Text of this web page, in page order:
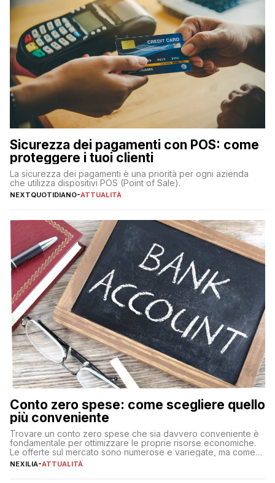
Sicurezza dei pagamenti con POS: come
proteggere i tuoi clienti
La sicurezza dei pagamenti è una priorità per ogni azienda
che utilizza dispositivi POS (Point of Sale).
NEXTQUOTIDIANO-ATTUALITÀ
Conto zero spese: come scegliere quello
più conveniente
Trovare un conto zero spese che sia davvero conveniente è
fondamentale per ottimizzare le proprie risorse economiche.
Le offerte sul mercato sono numerose e variegate, ma come
individuare quella più adatta alle proprie esigenze senza
NEXILIA-ATTUALITÀ